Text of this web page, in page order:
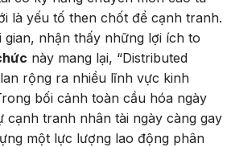
là yếu tố then chốt để cạnh tranh.
gian, nhận thấy những lợi ích to
này mang lại, “Distributed
rộng ra nhiều lĩnh vực kinh
bối cảnh toàn cầu hóa ngày
cạnh tranh nhân tài ngày càng gay
một lực lượng lao động phân